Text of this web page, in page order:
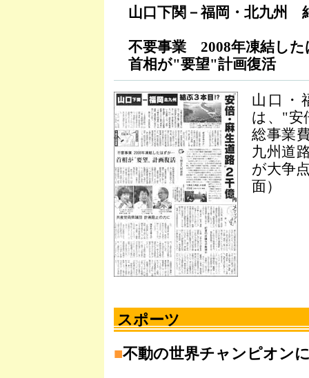
山口下関－福岡・北九州
不要事業 2008年凍結した
首相が"要望"計画復活
山口・
は、"安
総事業
九州道
が大争
面）
スポーツ
■不動の世界チャンピオン